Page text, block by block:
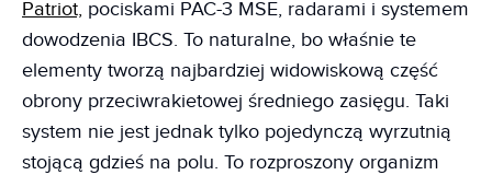
Patriot, pociskami PAC-3 MSE, radarami i systemem
dowodzenia IBCS. To naturalne, bo właśnie te
elementy tworzą najbardziej widowiskową część
obrony przeciwrakietowej średniego zasięgu. Taki
system nie jest jednak tylko pojedynczą wyrzutnią
stojącą gdzieś na polu. To rozproszony organizm